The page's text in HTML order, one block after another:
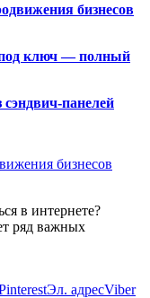
бизнесов
под ключ — полный
сэндвич-панелей
бизнесов
в интернете?
ряд важных
Эл. адресViber